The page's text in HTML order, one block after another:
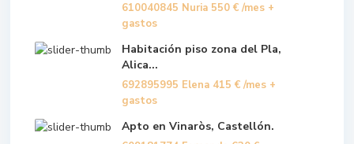
610040845 Nuria 550 € /mes +
gastos
Habitación piso zona del Pla,
Alica...
692895995 Elena 415 € /mes +
gastos
Apto en Vinaròs, Castellón.